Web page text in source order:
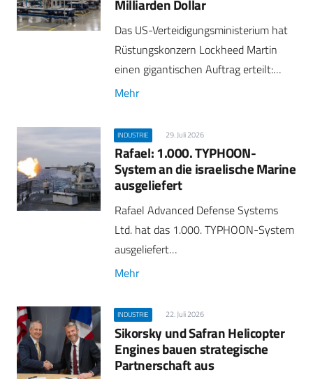
Milliarden Dollar
Das US-Verteidigungsministerium hat
Rüstungskonzern Lockheed Martin
einen gigantischen Auftrag erteilt:…
Mehr
INDUSTRIE 29. Juli 2026
Rafael: 1.000. TYPHOON-
System an die israelische Marine
ausgeliefert
Rafael Advanced Defense Systems
Ltd. hat das 1.000. TYPHOON-System
ausgeliefert…
Mehr
INDUSTRIE 22. Juli 2026
Sikorsky und Safran Helicopter
Engines bauen strategische
Partnerschaft aus